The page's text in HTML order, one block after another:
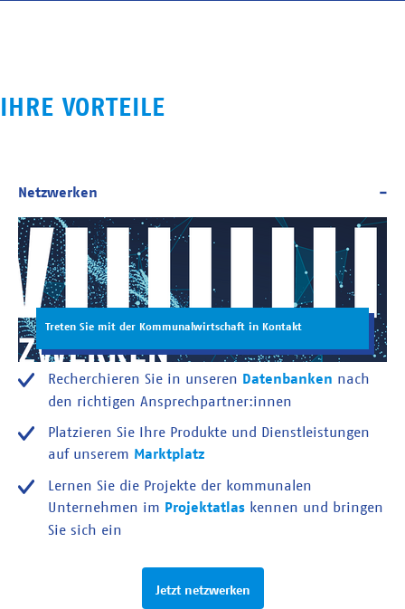
IHRE VORTEILE
Treten Sie mit der Kommunalwirtschaft in Kontakt
Recherchieren Sie in unseren Datenbanken nach
den richtigen Ansprechpartner:innen
Platzieren Sie Ihre Produkte und Dienstleistungen
auf unserem Marktplatz
Lernen Sie die Projekte der kommunalen
Unternehmen im Projektatlas kennen und bringen
Sie sich ein
Jetzt netzwerken